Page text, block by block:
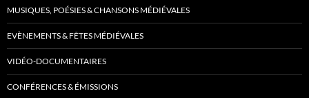
MUSIQUES, POÉSIES & CHANSONS MÉDIÉVALES
EVÈNEMENTS & FÊTES MÉDIÉVALES
VIDÉO-DOCUMENTAIRES
CONFÉRENCES & ÉMISSIONS